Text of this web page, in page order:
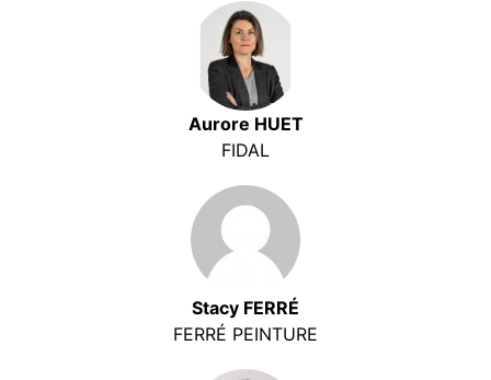
Aurore HUET
FIDAL
Stacy FERRÉ
FERRÉ PEINTURE